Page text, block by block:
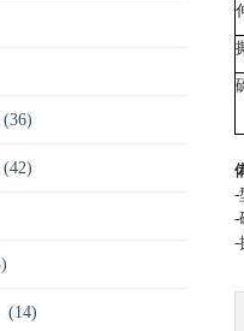
-
-
-
(14)